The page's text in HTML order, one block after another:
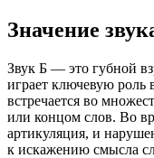
Значение
Звук Б — это губной
играет ключевую роль
встречается во
или концом слов. Во
артикуляция, и
к искажению смысла